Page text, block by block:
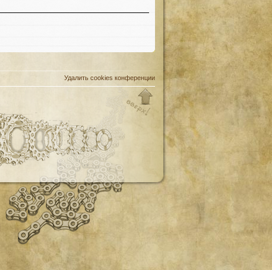
Удалить cookies конференции